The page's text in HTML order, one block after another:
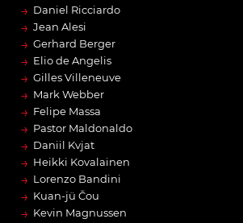
→ Daniel Ricciardo
→ Jean Alesi
→ Gerhard Berger
→ Elio de Angelis
→ Gilles Villeneuve
→ Mark Webber
→ Felipe Massa
→ Pastor Maldonaldo
→ Daniil Kvjat
→ Heikki Kovalainen
→ Lorenzo Bandini
→ Kuan-jü Čou
→ Kevin Magnussen